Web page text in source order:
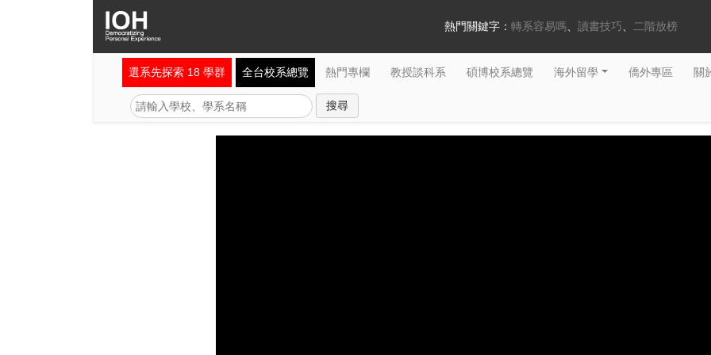
熱門關鍵字： 轉系容易嗎 讀書技巧 二階放榜
選系先探索 18 學群 全台校系總覽 熱門專欄 教授談科系 碩博校系總覽 海外留學 僑外專區 關